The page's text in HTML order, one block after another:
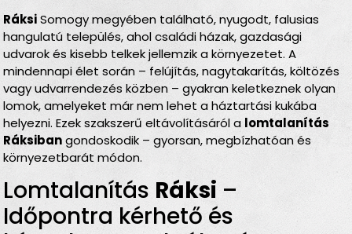
RáksiSomogy megyében található, nyugodt, falusias
hangulatú település, ahol családi házak, gazdasági
udvarok és kisebb telkek jellemzik a környezetet. A
mindennapi élet során – felújítás, nagytakarítás, költözés
vagy udvarrendezés közben – gyakran keletkeznek olyan
lomok, amelyeket már nem lehet a háztartási kukába
helyezni. Ezek szakszerű eltávolításáról a lomtalanítás
Ráksibangondoskodik – gyorsan, megbízhatóan és
környezetbarát módon.
Lomtalanítás Ráksi –
Időpontra kérhető és